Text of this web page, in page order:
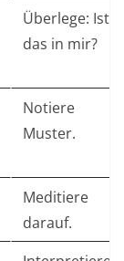
Überlege: Ist
das in mir?
Notiere
Muster.
Meditiere
darauf.